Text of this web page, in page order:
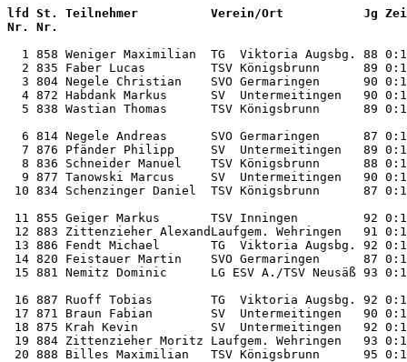
lfd St. Teilnehmer          Verein/Ort           Jg
1 858 Weniger Maximilian  TG  Viktoria Augsbg. 88
2 835 Faber Lucas         TSV Königsbrunn      89
3 804 Negele Christian    SVO Germaringen      90
4 872 Habdank Markus      SV  Untermeitingen   90
5 838 Wastian Thomas      TSV Königsbrunn      89
6 814 Negele Andreas      SVO Germaringen      87
7 876 Pfänder Philipp     SV  Untermeitingen   89
8 836 Schneider Manuel    TSV Königsbrunn      88
9 877 Tanowski Marcus     SV  Untermeitingen   90
10 834 Schenzinger Daniel  TSV Königsbrunn      87
11 855 Geiger Markus       TSV Inningen         92
12 883 Zittenzieher AlexandLaufgem. Wehringen   91
13 886 Fendt Michael       TG  Viktoria Augsbg. 92
14 820 Feistauer Martin    SVO Germaringen      87
15 881 Nemitz Dominic      LG ESV A./TSV Neusäß 93
16 887 Ruoff Tobias        TG  Viktoria Augsbg. 92
17 871 Braun Fabian        SV  Untermeitingen   90
18 875 Krah Kevin          SV  Untermeitingen   92
19 884 Zittenzieher Moritz Laufgem. Wehringen   93
20 888 Billes Maximilian   TSV Königsbrunn      95